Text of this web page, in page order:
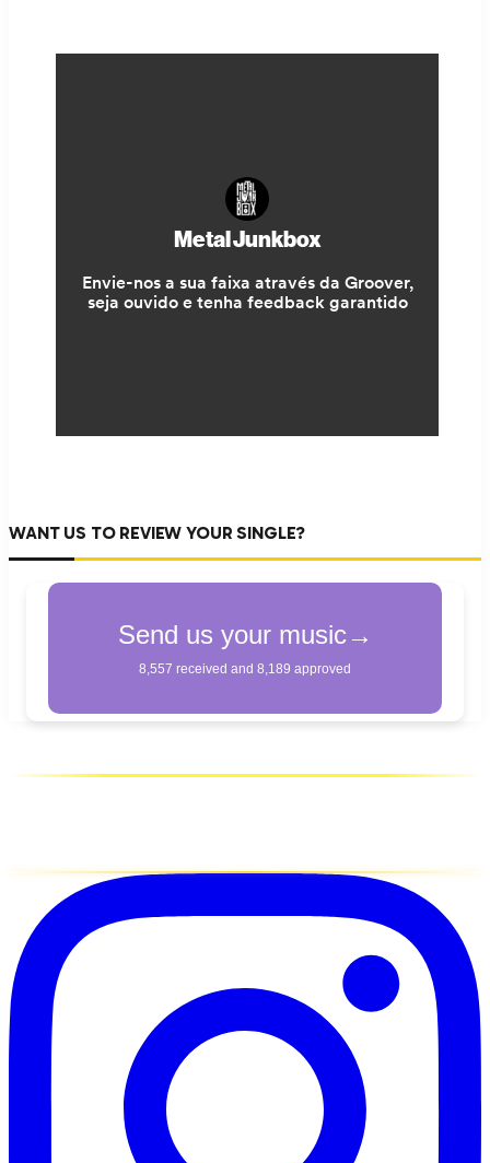
WANT US TO REVIEW YOUR SINGLE?